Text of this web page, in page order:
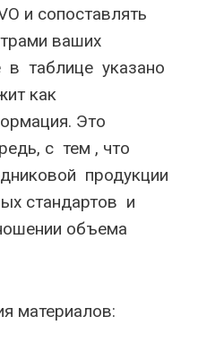
и сопоставлять
ваших
в таблице указано
как
Это
с тем , что
продукции
стандартов и
объема
материалов: